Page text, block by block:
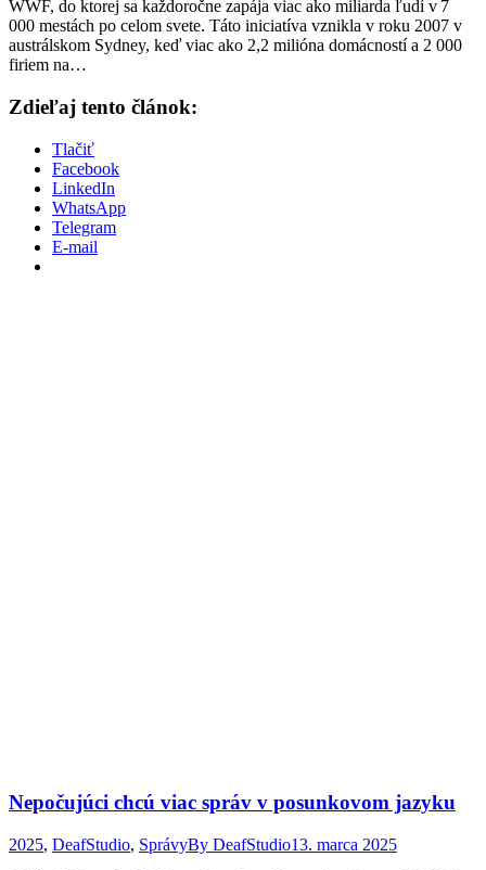
WWF, do ktorej sa každoročne zapája viac ako miliarda ľudí v 7
000 mestách po celom svete. Táto iniciatíva vznikla v roku 2007 v
austrálskom Sydney, keď viac ako 2,2 milióna domácností a 2 000
firiem na…
Zdieľaj tento článok:
Tlačiť
Facebook
LinkedIn
WhatsApp
Telegram
E-mail
Nepočujúci chcú viac správ v posunkovom jazyku
2025, DeafStudio, SprávyBy DeafStudio13. marca 2025